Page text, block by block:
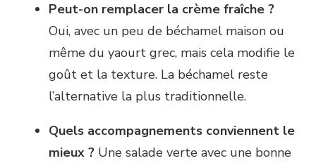
Peut-on remplacer la crème fraîche ?
Oui, avec un peu de béchamel maison ou
même du yaourt grec, mais cela modifie le
goût et la texture. La béchamel reste
l’alternative la plus traditionnelle.
Quels accompagnements conviennent le
mieux ? Une salade verte avec une bonne